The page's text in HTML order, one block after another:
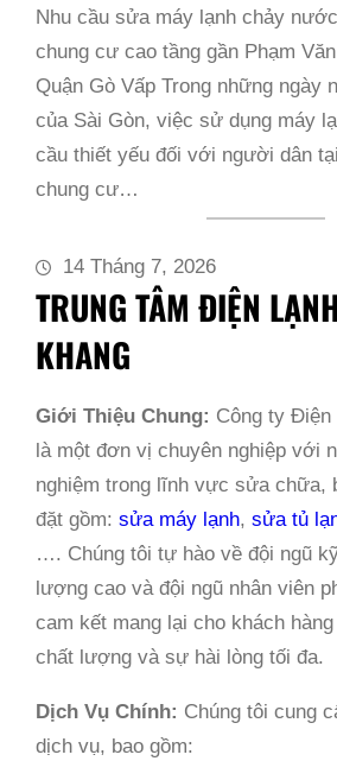
Nhu cầu sửa máy lạnh chảy
chung cư cao tầng gần Phạm
Quận Gò Vấp Trong những ngày
của Sài Gòn, việc sử dụng máy
cầu thiết yếu đối với người dân
chung cư…
14 Tháng 7, 2026
TRUNG TÂM ĐIỆN
KHANG
Giới Thiệu Chung: Công ty Điện
là một đơn vị chuyên nghiệp với
nghiệm trong lĩnh vực sửa chữa,
đặt gồm: sửa máy lạnh, sửa tủ
…. Chúng tôi tự hào về đội ngũ
lượng cao và đội ngũ nhân viên
cam kết mang lại cho khách
chất lượng và sự hài lòng tối đa.
Dịch Vụ Chính: Chúng tôi cung
dịch vụ, bao gồm: